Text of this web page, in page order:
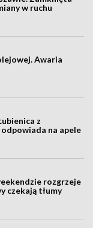
w ruchu
Awaria
z
na apele
rozgrzeje
czekają tłumy